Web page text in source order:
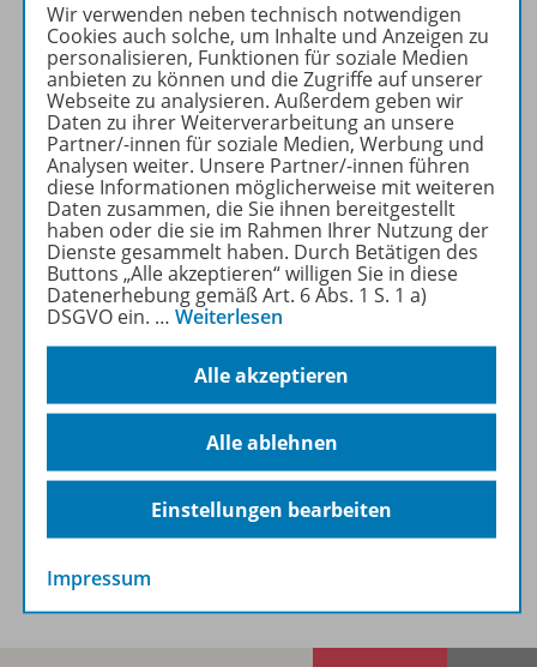
Mehr erfahren
Produktinformationen
Beschreibung
Lizenzbedingungen
Zugehörige Produkte
Demoversion
Wir verwenden neben technisch notwendigen
Cookies auch solche, um Inhalte und Anzeigen zu
personalisieren, Funktionen für soziale Medien
anbieten zu können und die Zugriffe auf unserer
Webseite zu analysieren. Außerdem geben wir
Daten zu ihrer Weiterverarbeitung an unsere
Partner/-innen für soziale Medien, Werbung und
Analysen weiter. Unsere Partner/-innen führen
diese Informationen möglicherweise mit weiteren
Daten zusammen, die Sie ihnen bereitgestellt
haben oder die sie im Rahmen Ihrer Nutzung der
Dienste gesammelt haben. Durch Betätigen des
Buttons „Alle akzeptieren“ willigen Sie in diese
Datenerhebung gemäß Art. 6 Abs. 1 S. 1 a)
DSGVO ein. … Weiterlesen
Alle akzeptieren
Alle ablehnen
Einstellungen bearbeiten
Impressum